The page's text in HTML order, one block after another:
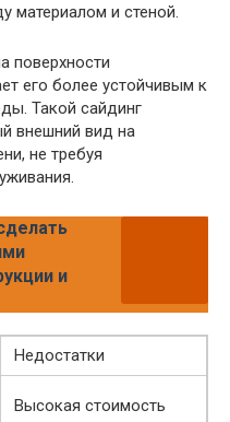
материалом и стеной.
поверхности
его более устойчивым к
Такой сайдинг
внешний вид на
не требуя
и
Недостатки
Высокая стоимость